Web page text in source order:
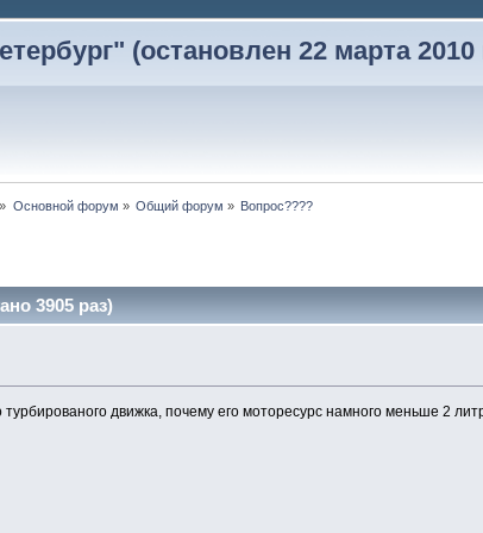
(остановлен 22 марта 2010
» Основной форум » Общий форум » Вопрос????
3905 раз)
движка, почему его моторесурс намного меньше 2